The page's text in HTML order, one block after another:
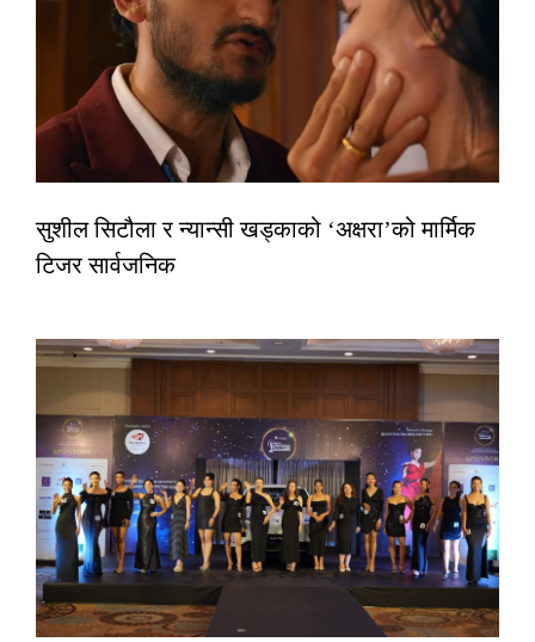
सुशील सिटौला र न्यान्सी खड्काको ‘अक्षरा’को मार्मिक
टिजर सार्वजनिक